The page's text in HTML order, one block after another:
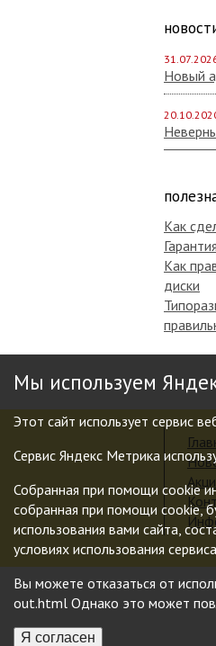
Новый
Как
Гарантия
Как
диски
Мы используем
Этот сайт использует сервис
Сервис Яндекс Метрика
Собранная при помощи cookie
собранная при помощи cookie,
использования вами сайта,
условиях использования
Вы можете отказаться от
out.html Однако это может
Я согласен